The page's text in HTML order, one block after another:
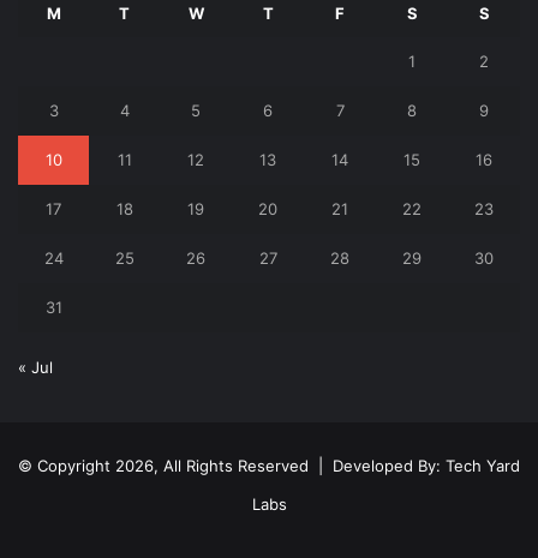
M T W T F S S
1 2
3 4 5 6 7 8 9
10 11 12 13 14 15 16
17 18 19 20 21 22 23
24 25 26 27 28 29 30
31
« Jul
© Copyright 2026, All Rights Reserved | Developed By: Tech Yard
Labs